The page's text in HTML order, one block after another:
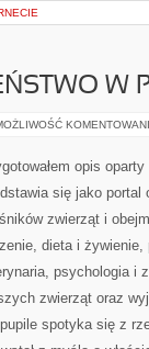
W
opis
się jako portal
zwierząt i
dieta i żywienie,
psychologia i
zwierząt oraz
spotyka się z